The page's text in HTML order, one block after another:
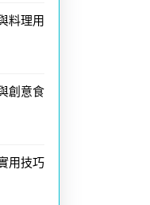
料理用
創意食
用技巧